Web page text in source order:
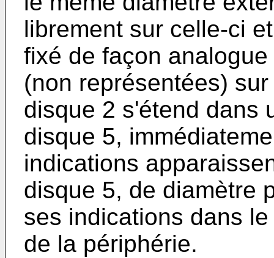
librement sur celle-ci
fixé de façon
(non représentées)
disque 2 s'étend dans
disque 5,
indications
disque 5, de diamètre
ses indications dans
de la périphérie.